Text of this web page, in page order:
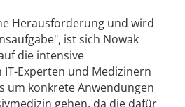
Herausforderung und wird
ist sich Nowak
die intensive
Experten und Medizinern
um konkrete Anwendungen
gehen, da die dafür